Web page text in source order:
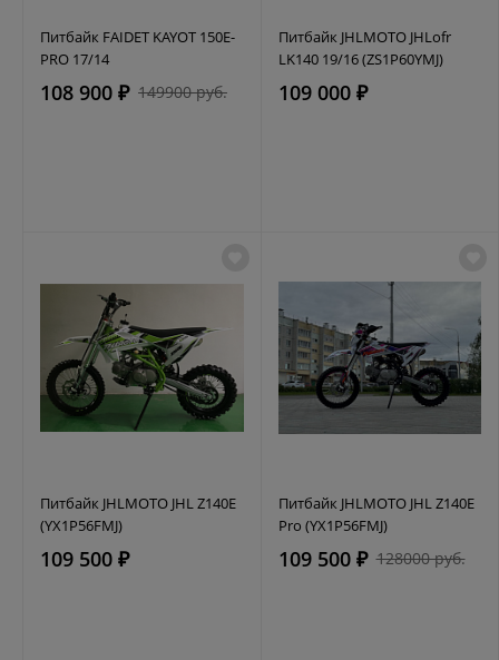
Питбайк FAIDET KAYOT 150E-
PRO 17/14
108 900 ₽ 149900 руб.
Питбайк JHLMOTO JHLofr
LK140 19/16 (ZS1P60YMJ)
109 000 ₽
Питбайк JHLMOTO JHL Z140E
(YX1P56FMJ)
109 500 ₽
Питбайк JHLMOTO JHL Z140E
Pro (YX1P56FMJ)
109 500 ₽ 128000 руб.